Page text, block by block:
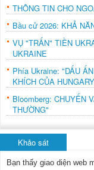
THÔNG TIN CHO
Bầu cử 2026: KHẢ
VỤ "TRẤN" TIỀN
UKRAINE
Phía Ukraine: "DẤU
KHÍCH CỦA
Bloomberg: CHUYẾN
THƯỜNG"
Khảo sát
Bạn thấy giao diện web